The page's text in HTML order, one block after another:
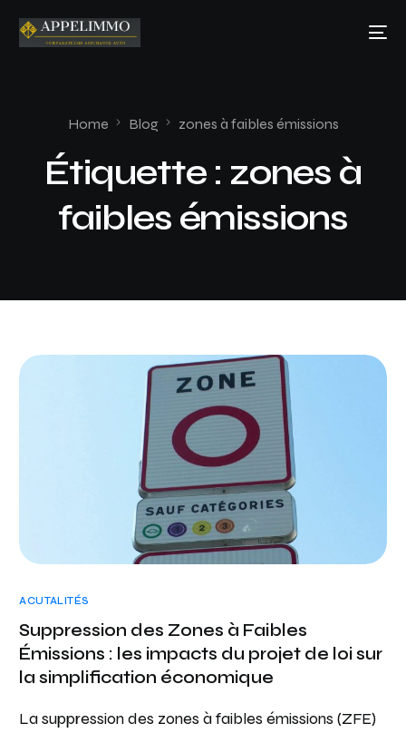
Home Blog zones à faibles émissions
Étiquette : zones à
faibles émissions
ACUTALITÉS
Suppression des Zones à Faibles
Émissions : les impacts du projet de loi sur
la simplification économique
La suppression des zones à faibles émissions (ZFE)